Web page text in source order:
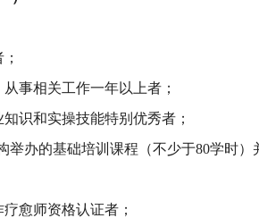
事相关工作一年以上者；
识和实操技能特别优秀者；
举办的基础培训课程（不少于80学时）
愈师资格认证者；